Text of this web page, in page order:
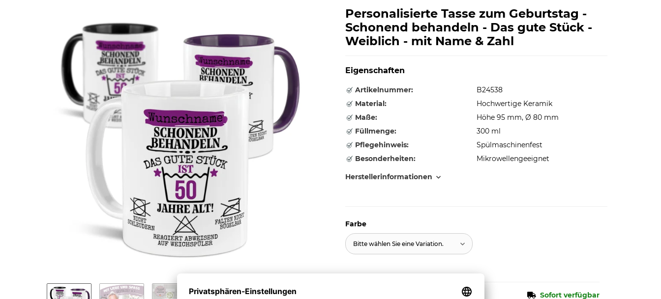
Personalisierte Tasse zum Geburtstag -
Schonend behandeln - Das gute Stück -
Weiblich - mit Name & Zahl
Eigenschaften
Artikelnummer:
B24538
Material:
Hochwertige Keramik
Maße:
Höhe 95 mm, Ø 80 mm
Füllmenge:
300 ml
Pflegehinweis:
Spülmaschinenfest
Besonderheiten:
Mikrowellengeeignet
Herstellerinformationen
Farbe
Bitte wählen Sie eine Variation.
Sofort verfügbar